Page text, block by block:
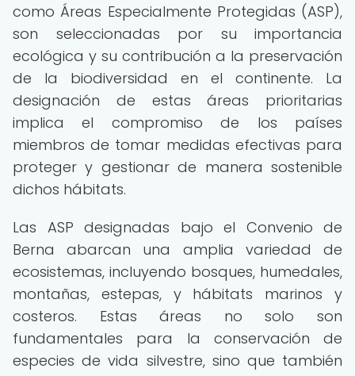
como Áreas Especialmente Protegidas (ASP),
son seleccionadas por su importancia
ecológica y su contribución a la preservación
de la biodiversidad en el continente. La
designación de estas áreas prioritarias
implica el compromiso de los países
miembros de tomar medidas efectivas para
proteger y gestionar de manera sostenible
dichos hábitats.
Las ASP designadas bajo el Convenio de
Berna abarcan una amplia variedad de
ecosistemas, incluyendo bosques, humedales,
montañas, estepas, y hábitats marinos y
costeros. Estas áreas no solo son
fundamentales para la conservación de
especies de vida silvestre, sino que también